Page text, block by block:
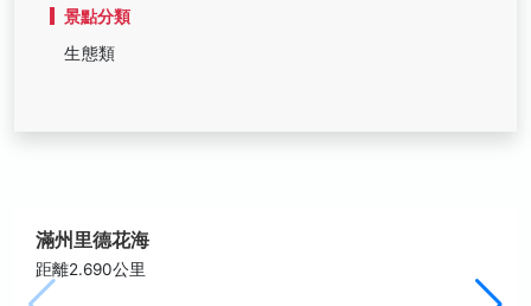
景點分類
生態類
滿州里德花海
距離2.690公里